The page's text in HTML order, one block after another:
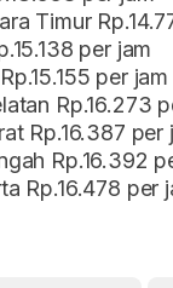
Timur
per jam
per jam
Rp.16.273
Rp.16.387 per
Rp.16.392
Rp.16.478 per